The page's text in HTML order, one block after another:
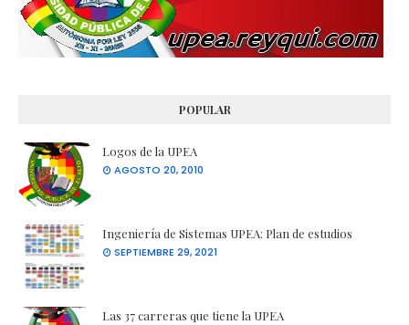
POPULAR
Logos de la UPEA
AGOSTO 20, 2010
Ingeniería de Sistemas UPEA: Plan de estudios
SEPTIEMBRE 29, 2021
Las 37 carreras que tiene la UPEA